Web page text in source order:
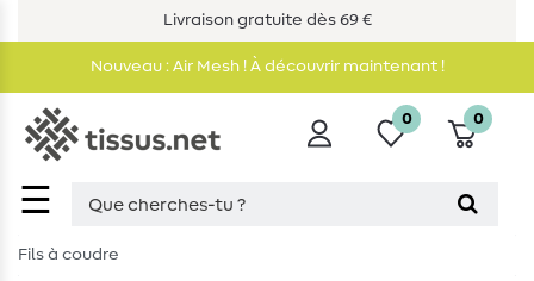
Livraison gratuite dès 69 €
Nouveau : Air Mesh ! À découvrir maintenant !
☰
0 0
Fils à coudre